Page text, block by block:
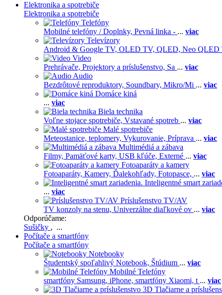
Elektronika a spotrebiče
Elektronika a spotrebiče
Telefóny
Mobilné telefóny / Doplnky, Pevná linka - ... viac
Televízory
Android & Google TV, OLED TV, QLED, Neo QLED
Video
Prehrávače, Projektory a príslušenstvo, Sa ... viac
Audio
Bezdrôtové reproduktory, Soundbary, Mikro/Mi ... viac
Domáce kiná
... viac
Biela technika
Voľne stojace spotrebiče, Vstavané spotreb ... viac
Malé spotrebiče
Meteostanice, teplomery, Vykurovanie, Príprava ... viac
Multimédiá a zábava
Filmy, Pamäťové karty, USB kľúče, Externé ... viac
Fotoaparáty a kamery
Fotoaparáty, Kamery, Ďalekohľady, Fotopasce, ... viac
Inteligentné smart
... viac
Príslušenstvo TV/AV
TV konzoly na stenu, Univerzálne diaľkové ov ... viac
Odporúčame:
Sušičky , ...
Počítače a smartfóny
Počítače a smartfóny
Notebooky
Študentský spoľahlivý Notebook, Štúdium ... viac
Mobilné Telefóny
smartfóny Samsung, iPhone, smartfóny Xiaomi, t ... viac
3D Tlačiarne a